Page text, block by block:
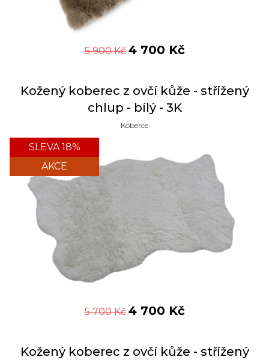
5 900Kč 4 700 Kč
Kožený koberec z ovčí kůže - střižený
chlup - bílý - 3K
Koberce
SLEVA 18%
AKCE
5 700Kč 4 700 Kč
Kožený koberec z ovčí kůže - střižený